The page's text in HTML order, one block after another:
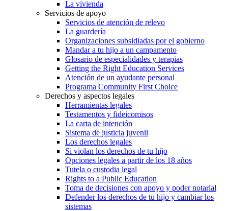
La vivienda
Servicios de apoyo
Servicios de atención de relevo
La guardería
Organizaciones subsidiadas por el gobierno
Mandar a tu hijo a un campamento
Glosario de especialidades y terapias
Getting the Right Education Services
Atención de un ayudante personal
Programa Community First Choice
Derechos y aspectos legales
Herramientas legales
Testamentos y fideicomisos
La carta de intención
Sistema de justicia juvenil
Los derechos legales
Si violan los derechos de tu hijo
Opciones legales a partir de los 18 años
Tutela o custodia legal
Rights to a Public Education
Toma de decisiones con apoyo y poder notarial
Defender los derechos de tu hijo y cambiar los
sistemas